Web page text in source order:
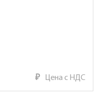
₽ Цена с НДС